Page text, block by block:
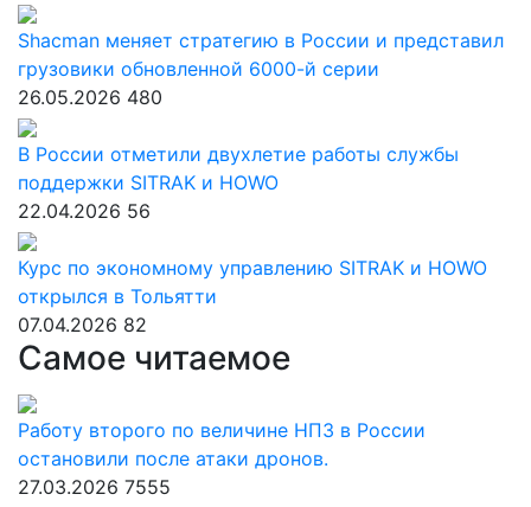
Shacman меняет стратегию в России и представил
грузовики обновленной 6000-й серии
26.05.2026 480
В России отметили двухлетие работы службы
поддержки SITRAK и HOWO
22.04.2026 56
Курс по экономному управлению SITRAK и HOWO
открылся в Тольятти
07.04.2026 82
Самое читаемое
Работу второго по величине НПЗ в России
остановили после атаки дронов.
27.03.2026 7555